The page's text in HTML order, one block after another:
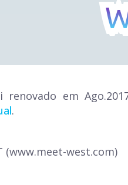
em
.
(www.meet-west.com)